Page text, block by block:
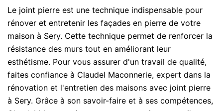
Le joint pierre est une technique indispensable pour
rénover et entretenir les façades en pierre de votre
maison à Sery. Cette technique permet de renforcer la
résistance des murs tout en améliorant leur
esthétisme. Pour vous assurer d'un travail de qualité,
faites confiance à Claudel Maconnerie, expert dans la
rénovation et l'entretien des maisons avec joint pierre
à Sery. Grâce à son savoir-faire et à ses compétences,